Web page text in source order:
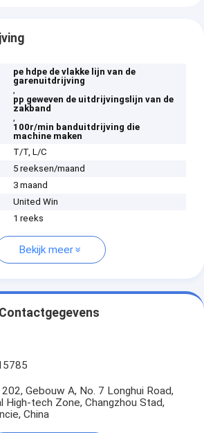
pe hdpe de vlakke lijn van de
garenuitdrijving
,
pp geweven de uitdrijvingslijn van de
zakband
,
100r/min banduitdrijving die
machine maken
T/T, L/C
5 reeksen/maand
3 maand
United Win
1 reeks
Bekijk meer
Contactgegevens
Gebouw A, No. 7 Longhui Road,
High-tech Zone, Changzhou Stad,
China